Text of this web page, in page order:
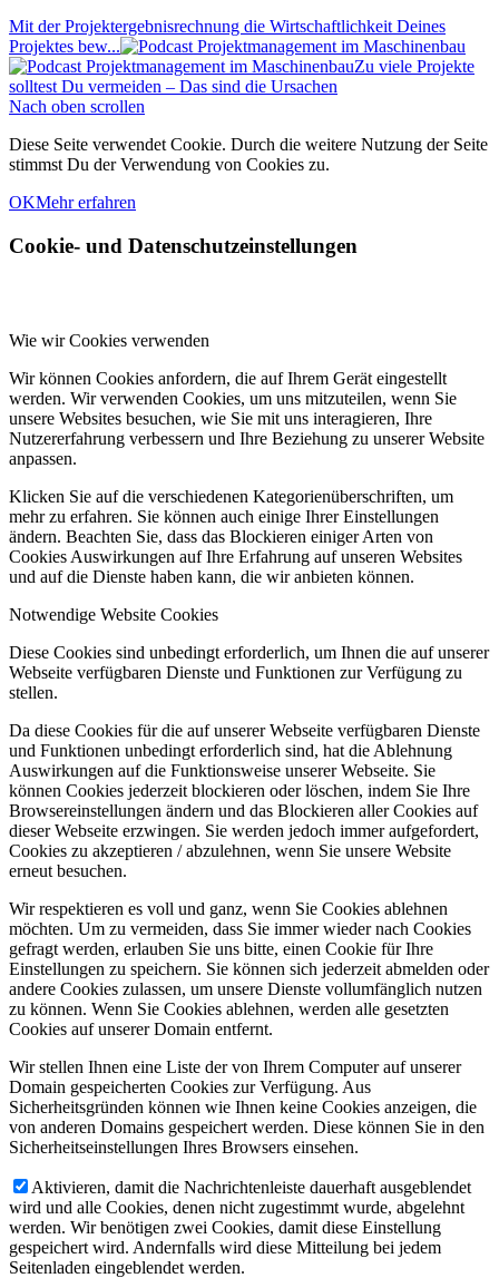
Mit der Projektergebnisrechnung die Wirtschaftlichkeit Deines
Projektes bew...
Zu viele Projekte
solltest Du vermeiden – Das sind die Ursachen
Nach oben scrollen
Diese Seite verwendet Cookie. Durch die weitere Nutzung der Seite
stimmst Du der Verwendung von Cookies zu.
OKMehr erfahren
Cookie- und Datenschutzeinstellungen
Wie wir Cookies verwenden
Wir können Cookies anfordern, die auf Ihrem Gerät eingestellt
werden. Wir verwenden Cookies, um uns mitzuteilen, wenn Sie
unsere Websites besuchen, wie Sie mit uns interagieren, Ihre
Nutzererfahrung verbessern und Ihre Beziehung zu unserer Website
anpassen.
Klicken Sie auf die verschiedenen Kategorienüberschriften, um
mehr zu erfahren. Sie können auch einige Ihrer Einstellungen
ändern. Beachten Sie, dass das Blockieren einiger Arten von
Cookies Auswirkungen auf Ihre Erfahrung auf unseren Websites
und auf die Dienste haben kann, die wir anbieten können.
Notwendige Website Cookies
Diese Cookies sind unbedingt erforderlich, um Ihnen die auf unserer
Webseite verfügbaren Dienste und Funktionen zur Verfügung zu
stellen.
Da diese Cookies für die auf unserer Webseite verfügbaren Dienste
und Funktionen unbedingt erforderlich sind, hat die Ablehnung
Auswirkungen auf die Funktionsweise unserer Webseite. Sie
können Cookies jederzeit blockieren oder löschen, indem Sie Ihre
Browsereinstellungen ändern und das Blockieren aller Cookies auf
dieser Webseite erzwingen. Sie werden jedoch immer aufgefordert,
Cookies zu akzeptieren / abzulehnen, wenn Sie unsere Website
erneut besuchen.
Wir respektieren es voll und ganz, wenn Sie Cookies ablehnen
möchten. Um zu vermeiden, dass Sie immer wieder nach Cookies
gefragt werden, erlauben Sie uns bitte, einen Cookie für Ihre
Einstellungen zu speichern. Sie können sich jederzeit abmelden oder
andere Cookies zulassen, um unsere Dienste vollumfänglich nutzen
zu können. Wenn Sie Cookies ablehnen, werden alle gesetzten
Cookies auf unserer Domain entfernt.
Wir stellen Ihnen eine Liste der von Ihrem Computer auf unserer
Domain gespeicherten Cookies zur Verfügung. Aus
Sicherheitsgründen können wie Ihnen keine Cookies anzeigen, die
von anderen Domains gespeichert werden. Diese können Sie in den
Sicherheitseinstellungen Ihres Browsers einsehen.
Aktivieren, damit die Nachrichtenleiste dauerhaft ausgeblendet
wird und alle Cookies, denen nicht zugestimmt wurde, abgelehnt
werden. Wir benötigen zwei Cookies, damit diese Einstellung
gespeichert wird. Andernfalls wird diese Mitteilung bei jedem
Seitenladen eingeblendet werden.